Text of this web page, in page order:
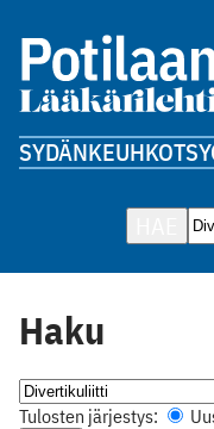
SYDÄNKEUHKOT
Haku
Tulosten järjestys: